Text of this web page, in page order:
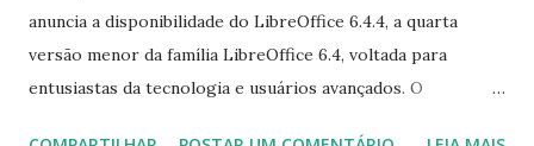
anuncia a disponibilidade do LibreOffice 6.4.4, a quarta
versão menor da família LibreOffice 6.4, voltada para
entusiastas da tecnologia e usuários avançados. O